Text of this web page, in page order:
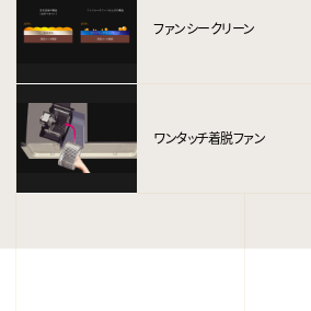
ファンシークリーン
ワンタッチ着脱ファン